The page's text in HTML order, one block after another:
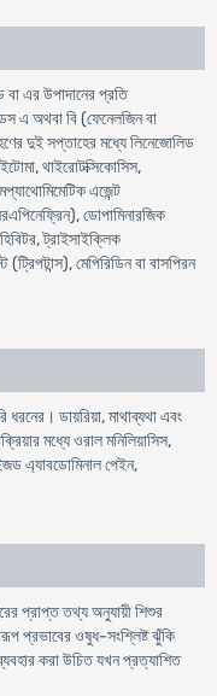
বা এর উপাদানের প্রতি
এ অথবা বি (ফেনেলজিন বা
দুই সপ্তাহের মধ্যে লিনেজোলিড
থাইরোটক্সিকোসিস,
এজেন্ট
ডোপামিনারজিক
ট্রাইসাইক্লিক
মেপিরিডিন বা বাসপিরন
ডায়রিয়া, মাথাব্যথা এবং
মধ্যে ওরাল মনিলিয়াসিস,
এ্যাবডোমিনাল পেইন,
প্রাপ্ত তথ্য অনুযায়ী শিশুর
প্রভাবের ওষুধ-সংশ্লিষ্ট ঝুঁকি
করা উচিত যখন প্রত্যাশিত